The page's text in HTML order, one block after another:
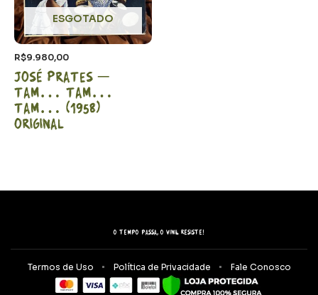
ESGOTADO
R$9.980,00
José Prates –
Tam… Tam…
Tam… (1958)
Original
O tempo passa, o vinil resiste!
Termos de Uso Política de Privacidade Fale Conosco